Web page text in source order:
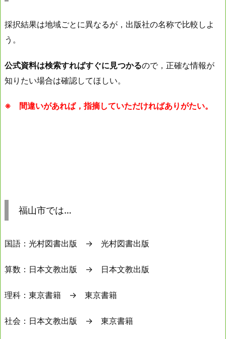
採択結果は地域ごとに異なるが，出版社の名称で比較しよ
う。
公式資料は検索すればすぐに見つかるので，正確な情報が
知りたい場合は確認してほしい。
※ 間違いがあれば，指摘していただければありがたい。
福山市では…
国語：光村図書出版 → 光村図書出版
算数：日本文教出版 → 日本文教出版
理科：東京書籍 → 東京書籍
社会：日本文教出版 → 東京書籍